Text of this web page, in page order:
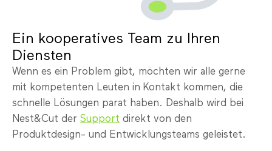
Ein kooperatives Team zu Ihren
Diensten
Wenn es ein Problem gibt, möchten wir alle gerne
mit kompetenten Leuten in Kontakt kommen, die
schnelle Lösungen parat haben. Deshalb wird bei
Nest&Cut der Support direkt von den
Produktdesign- und Entwicklungsteams geleistet.